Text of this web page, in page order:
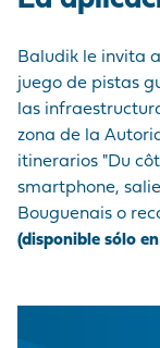
Baludik le invita
juego de pistas
las
zona de la
itinerarios "Du
smartphone,
Bouguenais o
(disponible sólo
comunicación
¡Únase a
Preguntas -
Respuestas
Mercados
Visite du port